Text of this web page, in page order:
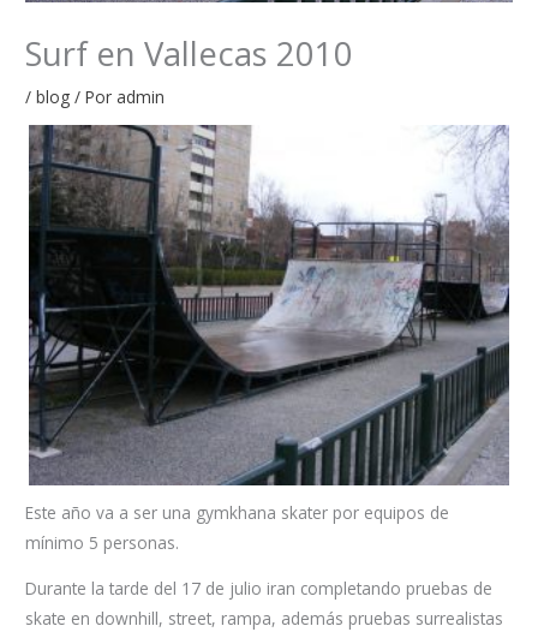
Surf en Vallecas 2010
/blog / Por admin
Este año va a ser una gymkhana skater por equipos de
mínimo 5 personas.
Durante la tarde del 17 de julio iran completando pruebas de
skate en downhill, street, rampa, además pruebas surrealistas